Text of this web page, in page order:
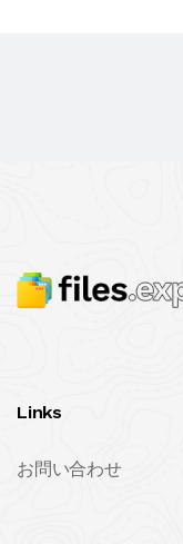
Links
お問い合わせ